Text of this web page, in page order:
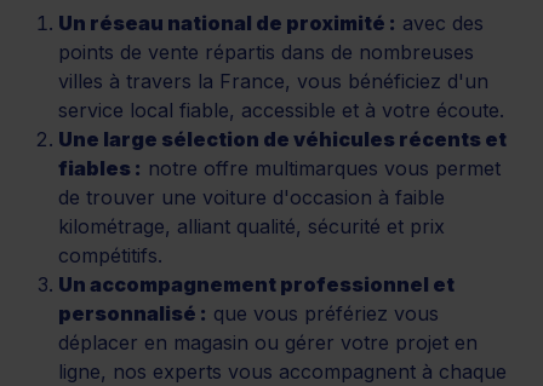
Un réseau national de proximité : avec des
points de vente répartis dans de nombreuses
villes à travers la France, vous bénéficiez d'un
service local fiable, accessible et à votre écoute.
Une large sélection de véhicules récents et
fiables : notre offre multimarques vous permet
de trouver une voiture d'occasion à faible
kilométrage, alliant qualité, sécurité et prix
compétitifs.
Un accompagnement professionnel et
personnalisé : que vous préfériez vous
déplacer en magasin ou gérer votre projet en
ligne, nos experts vous accompagnent à chaque